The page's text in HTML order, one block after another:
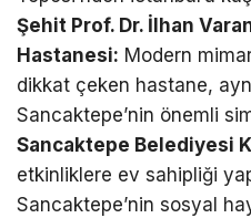
Şehit Prof. Dr. İlhan
Hastanesi: Modern
dikkat çeken hastane,
Sancaktepe’nin önemli
Sancaktepe Belediyesi
etkinliklere ev sahipliği
Sancaktepe’nin sosyal